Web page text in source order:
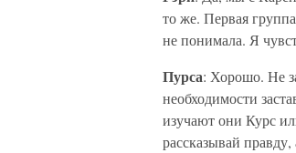
то же. Первая
не понимала. Я
Пурса: Хорошо. Не
необходимости
изучают они Курс
рассказывай